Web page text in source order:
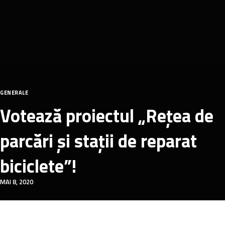
GENERALE
Votează proiectul „Reţea de
parcări şi staţii de reparat
biciclete”!
MAI 8, 2020